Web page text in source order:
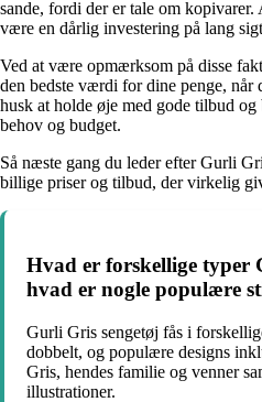
sande, fordi der er tale om
være en dårlig investering på lang
Ved at være opmærksom på disse
den bedste værdi for dine penge, når
husk at holde øje med gode tilbud
behov og budget.
Så næste gang du leder efter Gurli
billige priser og tilbud, der virkelig
Hvad er forskellige typer
hvad er nogle populære
Gurli Gris sengetøj fås i
dobbelt, og populære designs
Gris, hendes familie og venner
illustrationer.